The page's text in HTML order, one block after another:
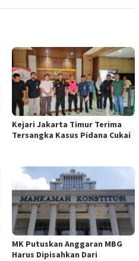
Kejari Jakarta Timur Terima
Tersangka Kasus Pidana Cukai
MK Putuskan Anggaran MBG
Harus Dipisahkan Dari